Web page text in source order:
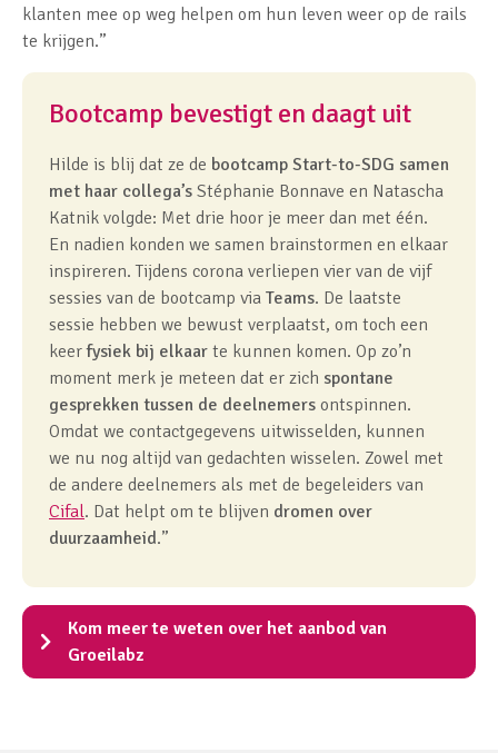
klanten mee op weg helpen om hun leven weer op de rails
te krijgen.”
Bootcamp bevestigt en daagt uit
Hilde is blij dat ze de bootcamp Start-to-SDG samen
met haar collega’s Stéphanie Bonnave en Natascha
Katnik volgde: Met drie hoor je meer dan met één.
En nadien konden we samen brainstormen en elkaar
inspireren. Tijdens corona verliepen vier van de vijf
sessies van de bootcamp via Teams. De laatste
sessie hebben we bewust verplaatst, om toch een
keerfysiek bij elkaar te kunnen komen. Op zo’n
moment merk je meteen dat er zich spontane
gesprekken tussen de deelnemers ontspinnen.
Omdat we contactgegevens uitwisselden, kunnen
we nu nog altijd van gedachten wisselen. Zowel met
de andere deelnemers als met de begeleiders van
Cifal. Dat helpt om te blijven dromen over
duurzaamheid.”
Kom meer te weten over het aanbod van
Groeilabz